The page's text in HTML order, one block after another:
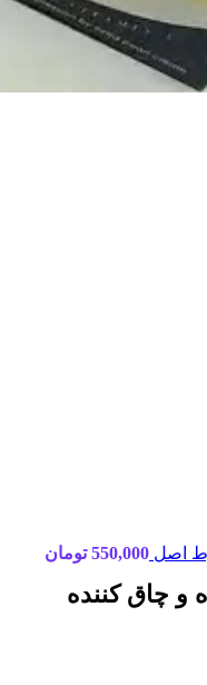
اصل 550,000 تومان
و چاق کننده